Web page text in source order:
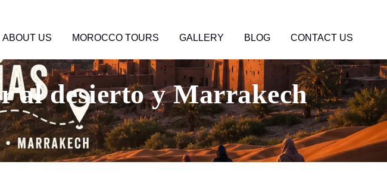
ABOUT US MOROCCO TOURS GALLERY BLOG CONTACT US
al desierto y Marrakech